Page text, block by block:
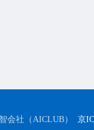
会社（AICLUB） 京